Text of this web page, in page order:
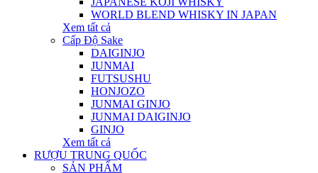
WORLD BLEND WHISKY IN JAPAN
Xem tất cả
Cấp Độ Sake
DAIGINJO
JUNMAI
FUTSUSHU
HONJOZO
JUNMAI GINJO
JUNMAI DAIGINJO
GINJO
Xem tất cả
RƯỢU TRUNG QUỐC
SẢN PHẨM